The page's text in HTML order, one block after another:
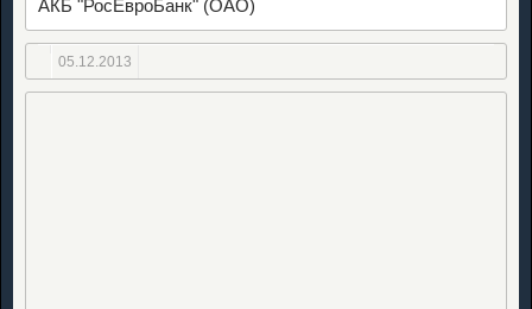
АКБ "РосЕвроБанк" (ОАО)
05.12.2013